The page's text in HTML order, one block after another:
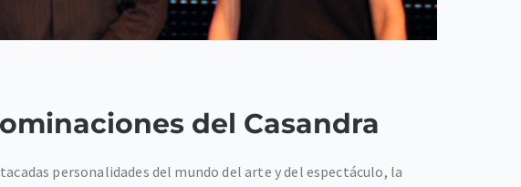
del Casandra
personalidades del mundo del arte y del espectáculo, la